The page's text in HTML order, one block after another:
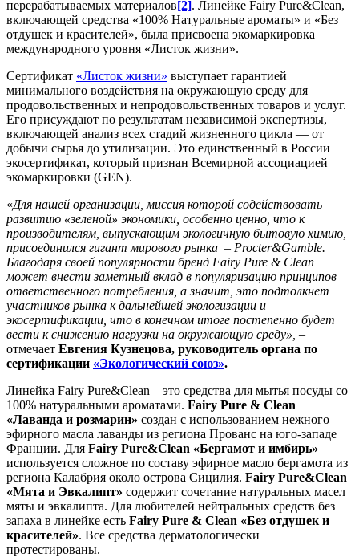
перерабатываемых материалов[2]. Линейке Fairy Pure&Clean,
включающей средства «100% Натуральные ароматы» и «Без
отдушек и красителей», была присвоена экомаркировка
международного уровня «Листок жизни».
Сертификат «Листок жизни» выступает гарантией
минимального воздействия на окружающую среду для
продовольственных и непродовольственных товаров и услуг.
Его присуждают по результатам независимой экспертизы,
включающей анализ всех стадий жизненного цикла — от
добычи сырья до утилизации. Это единственный в России
экосертификат, который признан Всемирной ассоциацией
экомаркировки (GEN).
«Для нашей организации, миссия которой содействовать
развитию «зеленой» экономики, особенно ценно, что к
производителям, выпускающим экологичную бытовую химию,
присоединился гигант мирового рынка – Procter&Gamble.
Благодаря своей популярности бренд Fairy Pure & Clean
может внести заметный вклад в популяризацию принципов
ответственного потребления, а значит, это подтолкнет
участников рынка к дальнейшей экологизации и
экосертификации, что в конечном итоге постепенно будет
вести к снижению нагрузки на окружающую среду», –
отмечает Евгения Кузнецова, руководитель органа по
сертификации «Экологический союз».
Линейка Fairy Pure&Clean – это средства для мытья посуды со
100% натуральными ароматами. Fairy Pure & Clean
«Лаванда и розмарин» создан с использованием нежного
эфирного масла лаванды из региона Прованс на юго-западе
Франции. Для Fairy Pure&Clean «Бергамот и имбирь»
используется сложное по составу эфирное масло бергамота из
региона Калабрия около острова Сицилия. Fairy Pure&Clean
«Мята и Эвкалипт» содержит сочетание натуральных масел
мяты и эвкалипта. Для любителей нейтральных средств без
запаха в линейке есть Fairy Pure & Clean «Без отдушек и
красителей». Все средства дерматологически
протестированы.